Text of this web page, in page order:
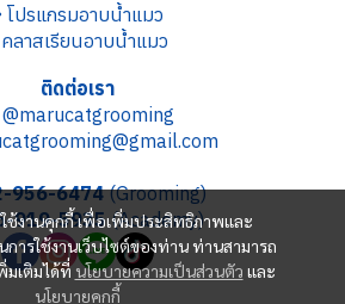
ช้งานคุกกี้ เพื่อเพิ่มประสิทธิภาพและ
ารใช้งานเว็บไซต์ของท่าน ท่านสามารถ
มเติมได้ที่นโยบายความเป็นส่วนตัว และ
นโยบายคุกกี้
โปรแกรมอาบน้ำแมว
คลาสเรียนอาบน้ำแมว
ติดต่อเรา
@marucatgrooming
956-6474(Grooming)
919-5935(Academy)